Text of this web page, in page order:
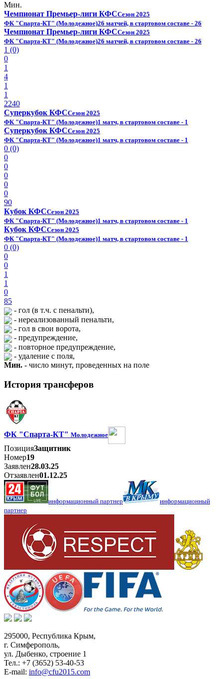
Мин.
Чемпионат Премьер-лиги КФССезон 2025
ФК "Спарта-КТ" (Молодежное)26 матчей, в стартовом составе - 26
Чемпионат Премьер-лиги КФССезон 2025
ФК "Спарта-КТ" (Молодежное)26 матчей, в стартовом составе - 26
1 (0)
0
1
4
1
1
2240
Суперкубок КФССезон 2025
ФК "Спарта-КТ" (Молодежное)1 матч, в стартовом составе - 1
Суперкубок КФССезон 2025
ФК "Спарта-КТ" (Молодежное)1 матч, в стартовом составе - 1
0 (0)
0
0
0
0
0
90
Кубок КФССезон 2025
ФК "Спарта-КТ" (Молодежное)1 матч, в стартовом составе - 1
Кубок КФССезон 2025
ФК "Спарта-КТ" (Молодежное)1 матч, в стартовом составе - 1
0 (0)
0
0
1
1
0
85
- гол (в т.ч. с пенальти),
- нереализованный пенальти,
- гол в свои ворота,
- предупреждение,
- повторное предупреждение,
- удаление с поля,
Мин. - число минут, проведенных на поле
История трансферов
ФК "Спарта-КТ" Молодежное
ПозицияЗащитник
Номер19
Заявлен28.03.25
Отзаявлен01.12.25
информационный партнер
информационный
партнер
295000, Республика Крым,
г. Симферополь,
ул. Дыбенко, строение 1
Тел.: +7 (3652) 53-40-53
E-mail: info@cfu2015.com